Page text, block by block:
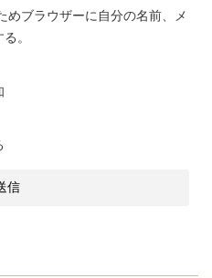
めブラウザーに自分の名前、メ
。